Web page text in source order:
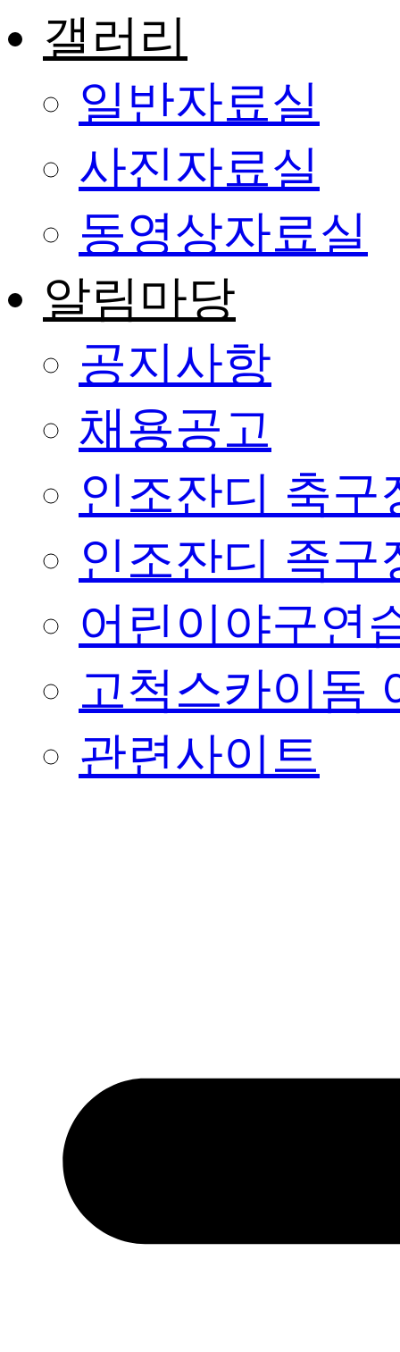
갤러리
일반자료실
사진자료실
동영상자료실
알림마당
공지사항
채용공고
인조잔디 축구
인조잔디 족구
어린이야구연
고척스카이돔
관련사이트